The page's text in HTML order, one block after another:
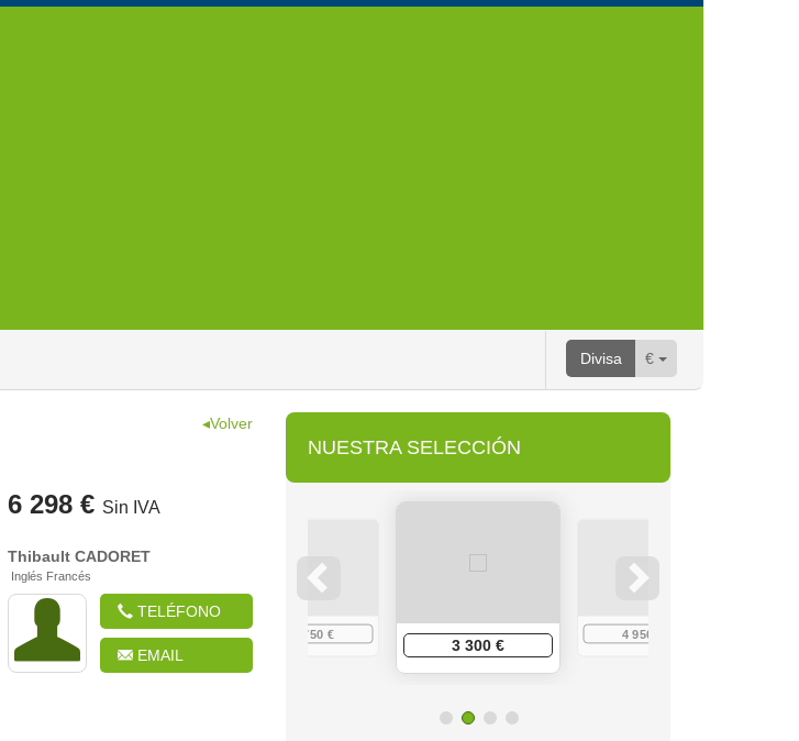
Divisa €
◂Volver
6 298 € Sin IVA
Thibault CADORET
Inglés Francés
TELÉFONO
EMAIL
NUESTRA SELECCIÓN
8 750 €
3 300 €
4 950 €